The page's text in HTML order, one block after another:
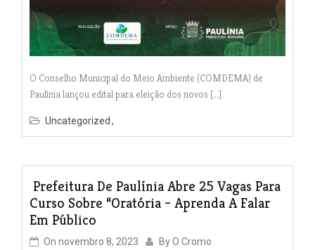
O Conselho Municipal do Meio Ambiente (COMDEMA) de
Paulínia lançou edital para eleição dos novos […]
Uncategorized
Prefeitura De Paulínia Abre 25 Vagas Para
Curso Sobre “Oratória – Aprenda A Falar
Em Público
On novembro 8, 2023 ByO Cromo